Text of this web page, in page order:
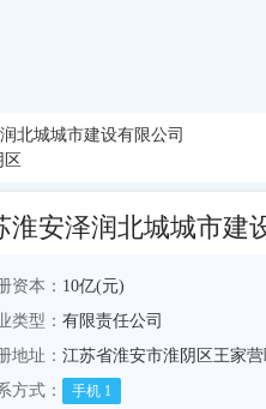
北城城市建设有限公司
区
淮安泽润北城城市建
资本： 10亿(元)
类型： 有限责任公司
地址： 江苏省淮安市淮阴区王家
方式：
手机 1